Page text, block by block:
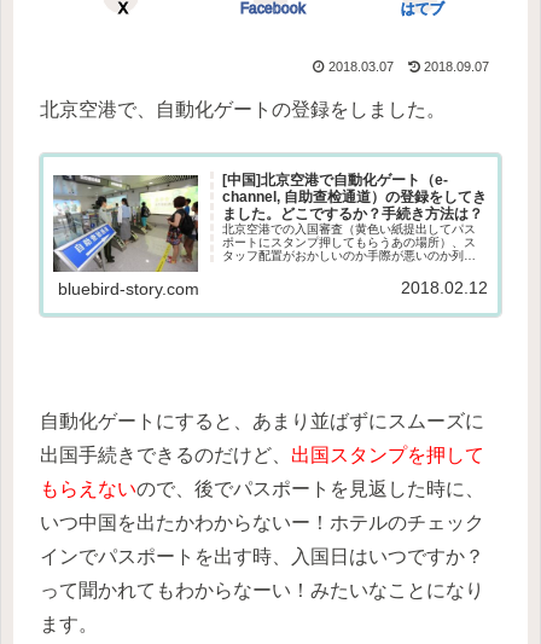
X Facebook はてブ
2018.03.07 2018.09.07
北京空港で、自動化ゲートの登録をしました。
[中国]北京空港で自動化ゲート（e-
channel, 自助查检通道）の登録をしてき
ました。どこでするか？手続き方法は？
北京空港での入国審査（黄色い紙提出してパス
ポートにスタンプ押してもらうあの場所）、ス
タッフ配置がおかしいのか手際が悪いのか列の
す。今までずっとしたかった北京空港での自動
bluebird-story.com 2018.02.12
自動化ゲートにすると、あまり並ばずにスムーズに
出国手続きできるのだけど、 出国スタンプを押して
もらえないので、後でパスポートを見返した時に、
いつ中国を出たかわからないー！ホテルのチェック
インでパスポートを出す時、入国日はいつですか？
って聞かれてもわからなーい！みたいなことになり
ます。